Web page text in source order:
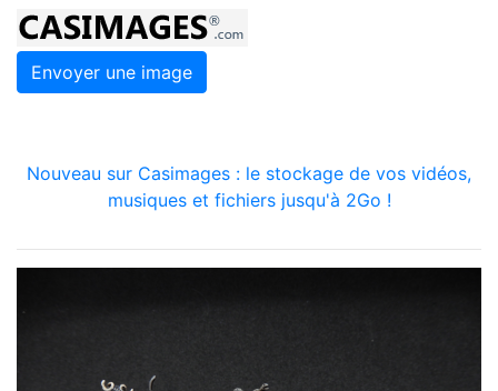
Envoyer une image
Nouveau sur Casimages : le stockage de vos vidéos,
musiques et fichiers jusqu'à 2Go !